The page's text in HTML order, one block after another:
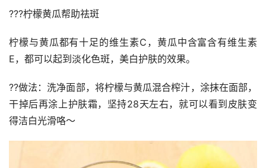
???柠檬黄瓜帮助祛斑
柠檬与黄瓜都有十足的维生素C，黄瓜中含富含有维生素
E，都可以起到淡化色斑，美白护肤的效果。
??做法：洗净面部，将柠檬与黄瓜混合榨汁，涂抹在面部，
干掉后再涂上护肤霜，坚持28天左右，就可以看到皮肤变
得洁白光滑咯～